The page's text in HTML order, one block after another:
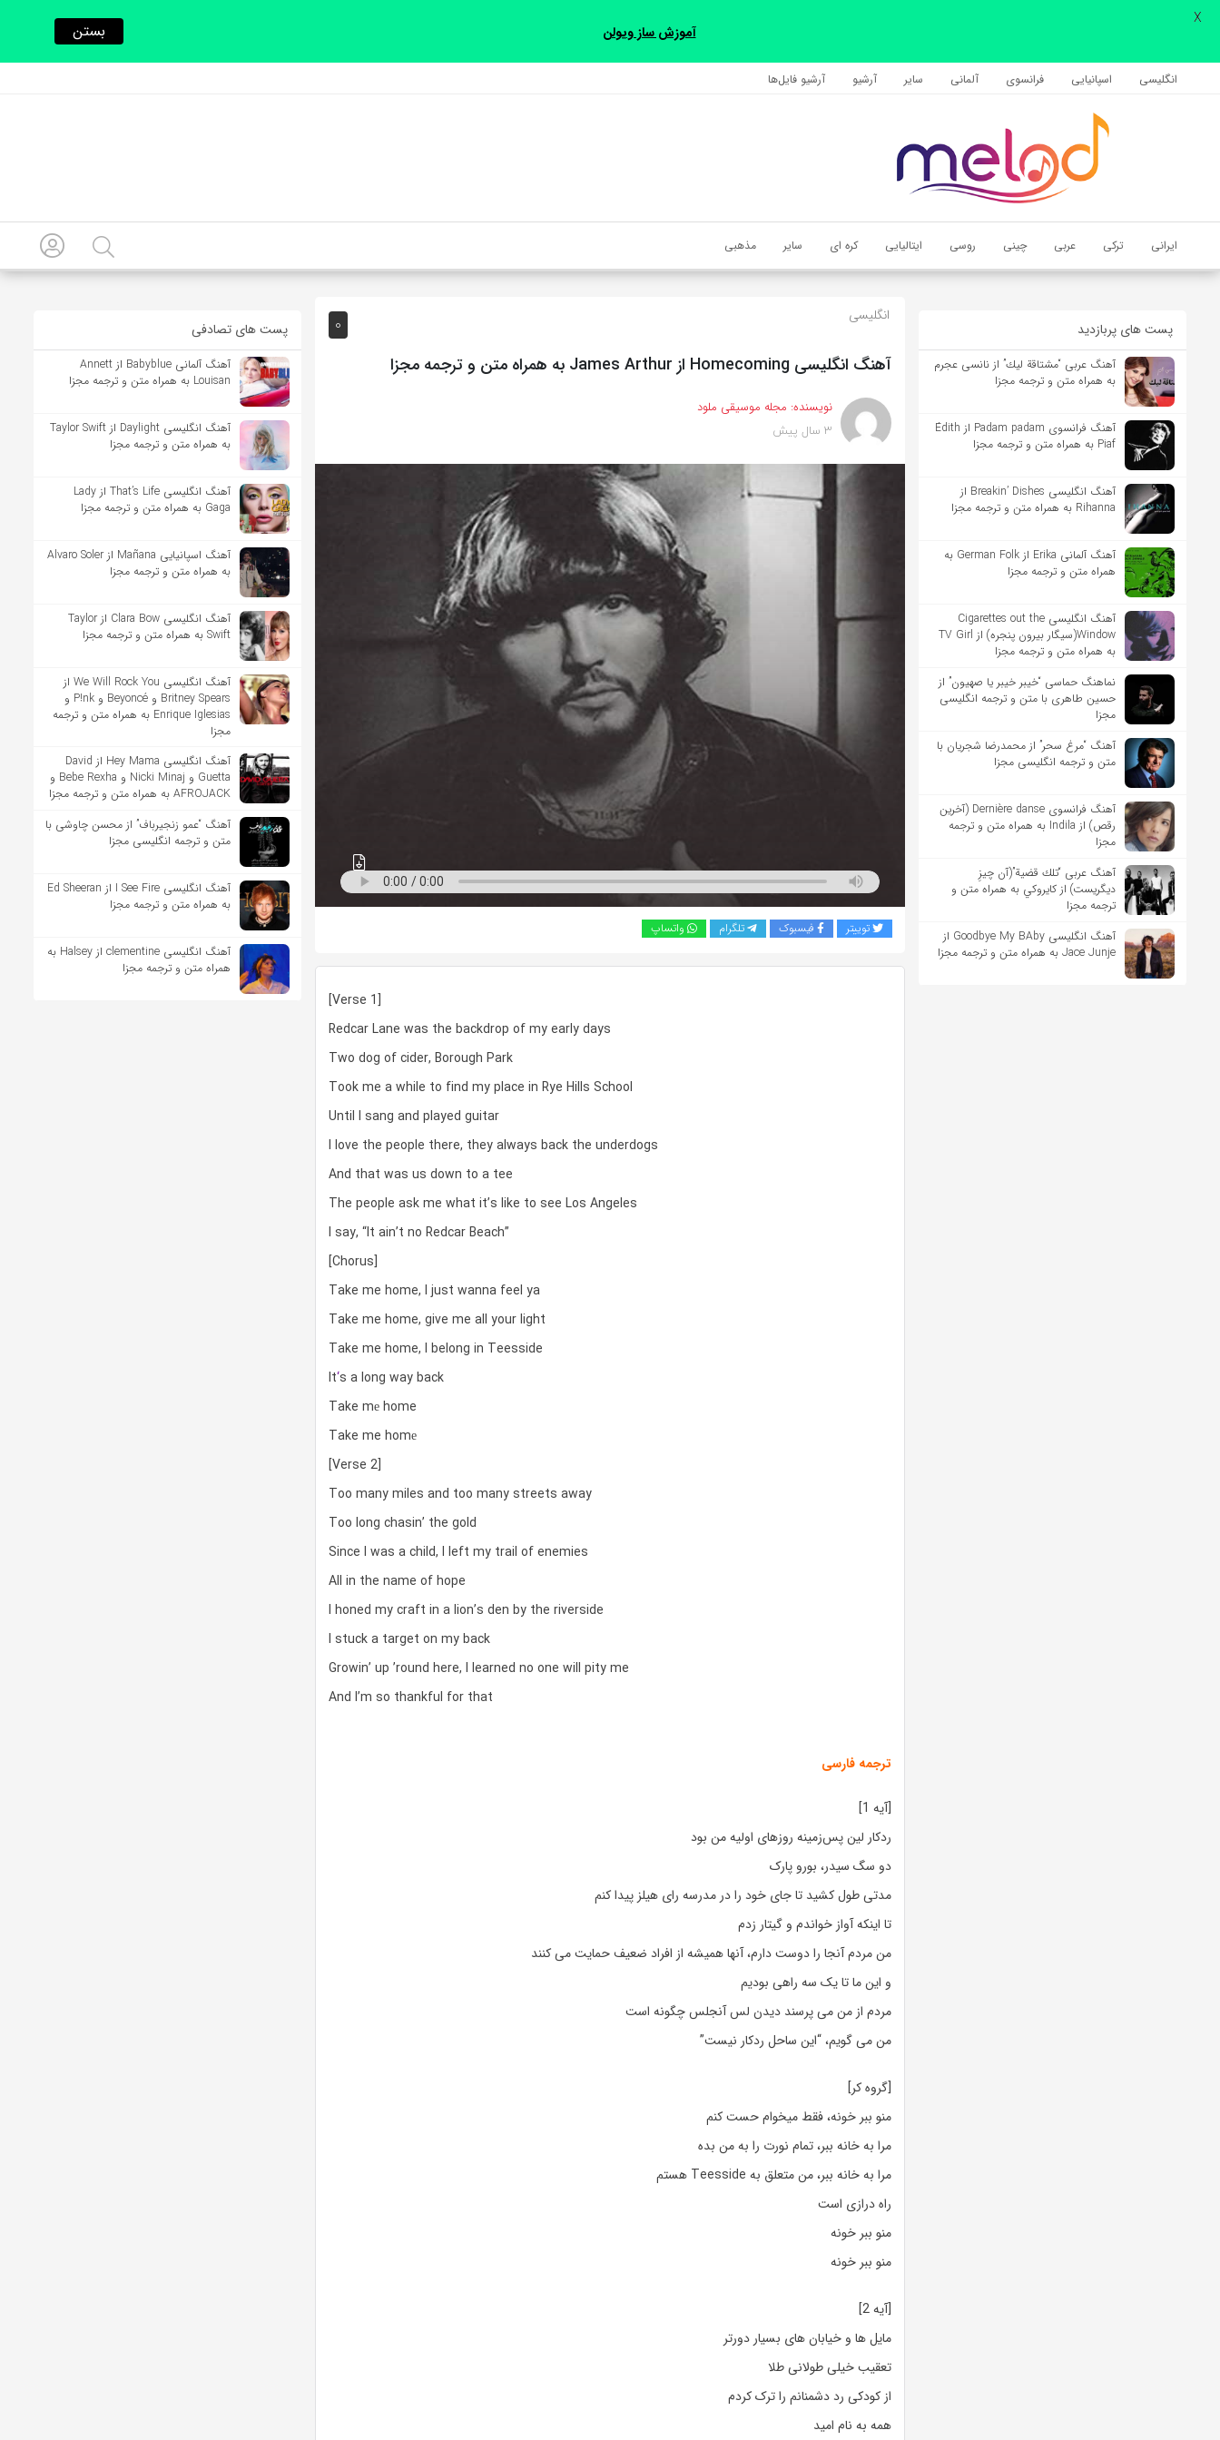
انگلیسی اسپانیایی فرانسوی آلمانی سایر آرشیو آرشیو فایل‌‎ها
ایرانی ترکی عربی چینی روسی ایتالیایی کره ای سایر مذهبی
اشتراک گذاری
با استفاده از روش‌های زیر می‌توانید این صفحه را با دوستان خود به
کپی لینک
پست های پربازدید
آهنگ عربی “مشتاقة لیك” از نانسی عجرم
به همراه متن و ترجمه مجزا
آهنگ فرانسوی Padam padam از Édith
Piaf به همراه متن و ترجمه مجزا
آهنگ انگلیسی Breakin’ Dishes از
Rihanna به همراه متن و ترجمه مجزا
آهنگ آلمانی Erika از German Folk به
همراه متن و ترجمه مجزا
آهنگ انگلیسی Cigarettes out the
Window(سیگار بیرون پنجره) از TV Girl
به همراه متن و ترجمه مجزا
نماهنگ حماسی “خیبر خیبر یا صهیون” از
حسین طاهری با متن و ترجمه انگلیسی
مجزا
آهنگ “مرغ سحر” از محمدرضا شجریان با
متن و ترجمه انگلیسی مجزا
آهنگ فرانسوی Dernière danse (آخرین
رقص) از Indila به همراه متن و ترجمه
مجزا
آهنگ عربی “تلك قضية”(آن چیزِ
دیگریست) از كايروكي به همراه متن و
ترجمه مجزا
آهنگ انگلیسی Goodbye My BAby از
Jace Junje به همراه متن و ترجمه مجزا
0 انگلیسی
آهنگ انگلیسی Homecoming از James Arthur به همراه متن و ترجمه مجزا
نویسنده: مجله موسیقی ملود
3 سال پیش
توییتر فیسبوک تلگرام واتساپ
[Verse 1]
Redcar Lane was the backdrop of my early days
Two dog of cider, Borough Park
Took me a while to find my place in Rye Hills School
Until I sang and played guitar
I love the people there, they always back the underdogs
And that was us down to a tee
The people ask me what it’s like to see Los Angeles
I say, “It ain’t no Redcar Beach”
[Chorus]
Take me home, I just wanna feel ya
Take me home, give me all your light
Take me home, I belong in Teesside
It‘s a long way back
Take mе home
Take me homе
[Verse 2]
Too many miles and too many streets away
Too long chasin’ the gold
Since I was a child, I left my trail of enemies
All in the name of hope
I honed my craft in a lion’s den by the riverside
I stuck a target on my back
Growin’ up ’round here, I learned no one will pity me
And I’m so thankful for that
ترجمه فارسی
[آیه 1]
ردکار لین پس‌زمینه روزهای اولیه من بود
دو سگ سیدر، بورو پارک
مدتی طول کشید تا جای خود را در مدرسه رای هیلز پیدا کنم
تا اینکه آواز خواندم و گیتار زدم
من مردم آنجا را دوست دارم، آنها همیشه از افراد ضعیف حمایت می کنند
و این ما تا یک سه راهی بودیم
مردم از من می پرسند دیدن لس آنجلس چگونه است
من می گویم، “این ساحل ردکار نیست”
[گروه کر]
منو ببر خونه، فقط میخوام حست کنم
مرا به خانه ببر، تمام نورت را به من بده
مرا به خانه ببر، من متعلق به Teesside هستم
راه درازی است
منو ببر خونه
منو ببر خونه
[آیه 2]
مایل ها و خیابان های بسیار دورتر
تعقیب خیلی طولانی طلا
از کودکی رد دشمنانم را ترک کردم
همه به نام امید
پست های تصادفی
آهنگ آلمانی Babyblue از Annett
Louisan به همراه متن و ترجمه مجزا
آهنگ انگلیسی Daylight از Taylor Swift
به همراه متن و ترجمه مجزا
آهنگ انگلیسی That’s Life از Lady
Gaga به همراه متن و ترجمه مجزا
آهنگ اسپانیایی Mañana از Alvaro Soler
به همراه متن و ترجمه مجزا
آهنگ انگلیسی Clara Bow از Taylor
Swift به همراه متن و ترجمه مجزا
آهنگ انگلیسی We Will Rock You از
Britney Spears و Beyoncé و P!nk و
Enrique Iglesias به همراه متن و ترجمه
مجزا
آهنگ انگلیسی Hey Mama از David
Guetta و Nicki Minaj و Bebe Rexha و
AFROJACK به همراه متن و ترجمه مجزا
آهنگ “عمو زنجیرباف” از محسن چاوشی با
متن و ترجمه انگلیسی مجزا
آهنگ انگلیسی I See Fire از Ed Sheeran
به همراه متن و ترجمه مجزا
آهنگ انگلیسی clementine از Halsey به
همراه متن و ترجمه مجزا
آموزش ساز ویولن بستن
X